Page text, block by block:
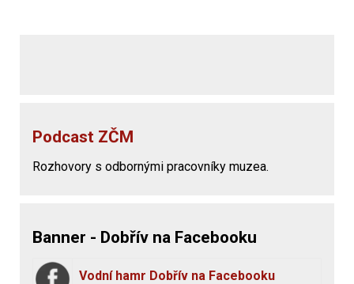
Podcast ZČM
Rozhovory s odbornými pracovníky muzea.
Banner - Dobřív na Facebooku
Vodní hamr Dobřív na Facebooku